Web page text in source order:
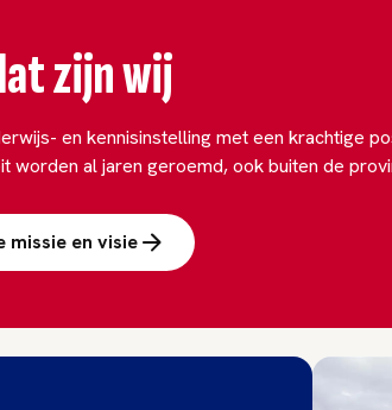
zijn wij
en kennisinstelling met een krachtige
worden al jaren geroemd, ook buiten de
missie en visie